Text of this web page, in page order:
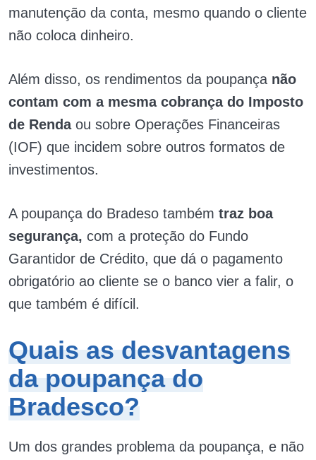
manutenção da conta, mesmo quando o cliente
não coloca dinheiro.
Além disso, os rendimentos da poupança não
contam com a mesma cobrança do Imposto
de Renda ou sobre Operações Financeiras
(IOF) que incidem sobre outros formatos de
investimentos.
A poupança do Bradeso também traz boa
segurança, com a proteção do Fundo
Garantidor de Crédito, que dá o pagamento
obrigatório ao cliente se o banco vier a falir, o
que também é difícil.
Quais as desvantagens
da poupança do
Bradesco?
Um dos grandes problema da poupança, e não